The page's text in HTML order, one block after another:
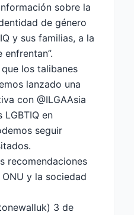
sobre la
de género
y sus familias, a la
los talibanes
lanzado una
con @ILGAAsia
LGBTIQ en
seguir
recomendaciones
y la sociedad
3 de